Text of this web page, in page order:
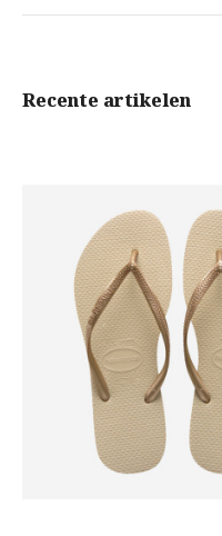
Recente artikelen